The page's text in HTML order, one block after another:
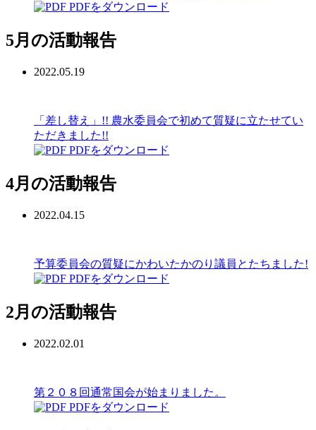
PDFをダウンロード
5月の活動報告
2022.05.19
「差し替え」!! 農水委員会で初めて質疑に立たせてい
ただきました!!
PDFをダウンロード
4月の活動報告
2022.04.15
予算委員会の質疑にかわいたかのり議員とたちました!
PDFをダウンロード
2月の活動報告
2022.02.01
第２０８回通常国会が始まりました。
PDFをダウンロード